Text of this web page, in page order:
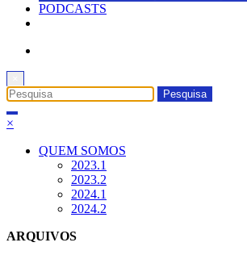
PODCASTS
×
QUEM SOMOS
2023.1
2023.2
2024.1
2024.2
ARQUIVOS